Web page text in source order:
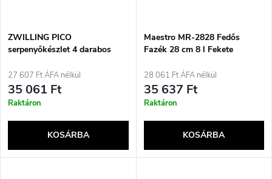
ZWILLING PICO
serpenyőkészlet 4 darabos
27 607 Ft ÁFA nélkül
35 061 Ft
Raktáron
KOSÁRBA
Maestro MR-2828 Fedős
Fazék 28 cm 8 l Fekete
28 061 Ft ÁFA nélkül
35 637 Ft
Raktáron
KOSÁRBA